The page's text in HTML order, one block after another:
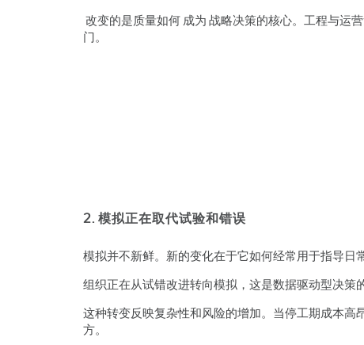
改变的是质量如何 成为 战略决策的核心。工程与运
门。
2. 模拟正在取代试验和错误
模拟并不新鲜。新的变化在于它如何经常用于指导日
组织正在从试错改进转向模拟，这是数据驱动型决
这种转变反映复杂性和风险的增加。当停工期成本
方。